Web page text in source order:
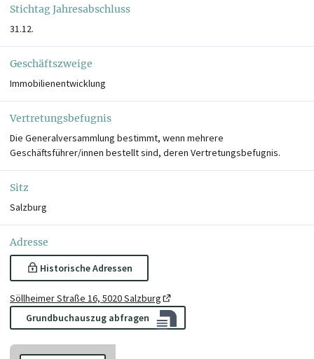
Stichtag Jahresabschluss
31.12.
Geschäftszweige
Immobilienentwicklung
Vertretungsbefugnis
Die Generalversammlung bestimmt, wenn mehrere
Geschäftsführer/innen bestellt sind, deren Vertretungsbefugnis.
Sitz
Salzburg
Adresse
Historische Adressen
Söllheimer Straße 16, 5020 Salzburg
Grundbuchauszug abfragen